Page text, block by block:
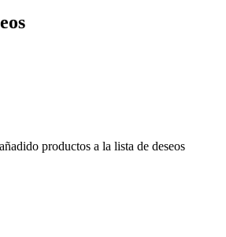
productos a la lista de deseos